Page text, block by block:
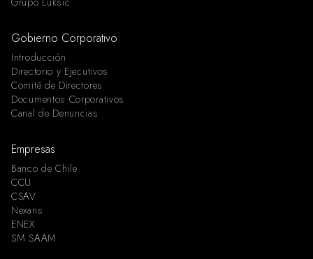
Gobierno Corporativo
Introducción
Directorio y Ejecutivos
Comité de Directores
Documentos Corporativos
Canal de Denuncias
Empresas
Banco de Chile
CCU
CSAV
Nexans
ENEX
SM SAAM